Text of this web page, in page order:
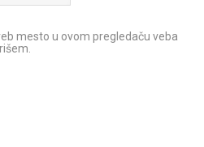
mesto u ovom pregledaču veba